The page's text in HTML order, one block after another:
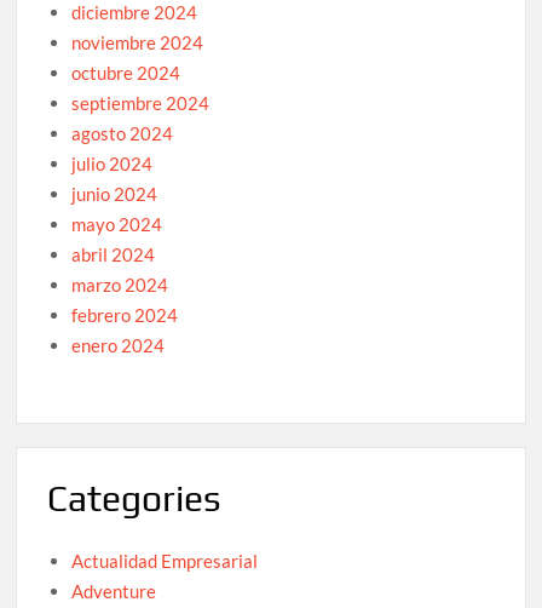
diciembre 2024
noviembre 2024
octubre 2024
septiembre 2024
agosto 2024
julio 2024
junio 2024
mayo 2024
abril 2024
marzo 2024
febrero 2024
enero 2024
Categories
Actualidad Empresarial
Adventure